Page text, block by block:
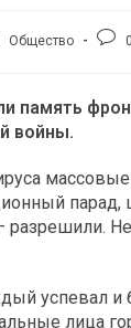
Общество
память
войны.
разрешили.
успевал
лица